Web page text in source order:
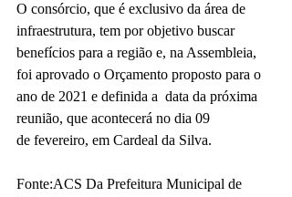
O consórcio, que é exclusivo da área de
infraestrutura, tem por objetivo buscar
benefícios para a região e, na Assembleia,
foi aprovado o Orçamento proposto para o
ano de 2021 e definida a  data da próxima
reunião, que acontecerá no dia 09
de fevereiro, em Cardeal da Silva.
Fonte:ACS Da Prefeitura Municipal de